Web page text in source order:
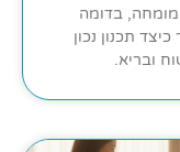
מומחה, בדומה
תכנון נכון
ובריא.